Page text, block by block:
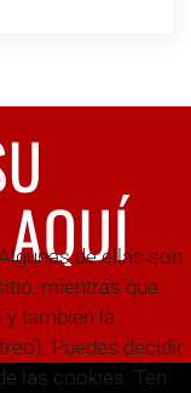
de ellas son
mientras que
también la
Puedes decidir
las cookies. Ten